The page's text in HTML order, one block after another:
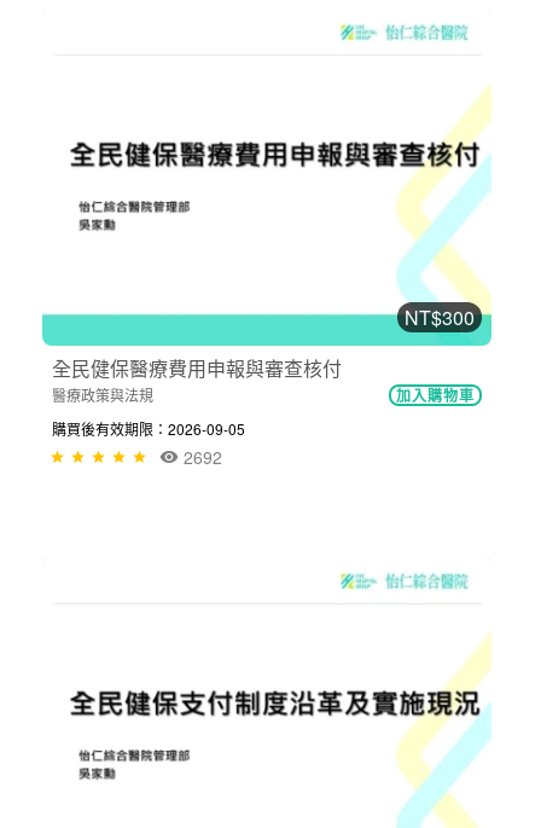
NT$300
全民健保醫療費用申報與審查核付
醫療政策與法規 加入購物車
購買後有效期限：2026-09-05
2692